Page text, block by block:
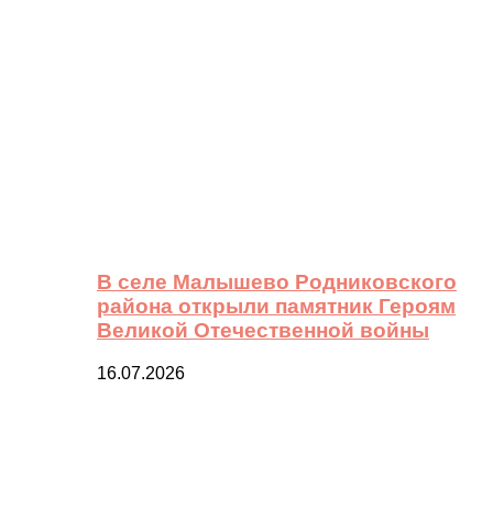
В селе Малышево Родниковского
района открыли памятник Героям
Великой Отечественной войны
16.07.2026